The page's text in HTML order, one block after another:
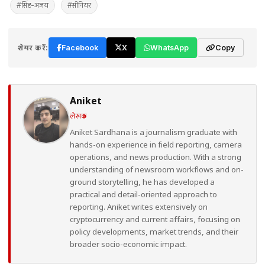
#सिंह-अजय #सीनियर
शेयर करें: Facebook X WhatsApp Copy
Aniket
लेखक
Aniket Sardhana is a journalism graduate with
hands-on experience in field reporting, camera
operations, and news production. With a strong
understanding of newsroom workflows and on-
ground storytelling, he has developed a
practical and detail-oriented approach to
reporting. Aniket writes extensively on
cryptocurrency and current affairs, focusing on
policy developments, market trends, and their
broader socio-economic impact.